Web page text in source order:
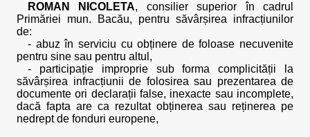
ROMAN NICOLETA, consilier superior în cadrul
Primăriei mun. Bacău, pentru săvârșirea infracțiunilor
de:
- abuz în serviciu cu obținere de foloase necuvenite
pentru sine sau pentru altul,
- participație improprie sub forma complicității la
săvârșirea infracțiunii de folosirea sau prezentarea de
documente ori declarații false, inexacte sau incomplete,
dacă fapta are ca rezultat obținerea sau reținerea pe
nedrept de fonduri europene,